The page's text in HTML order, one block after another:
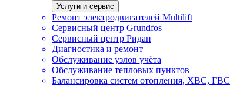
Услуги и сервис
Ремонт электродвигателей Multilift
Сервисный центр Grundfos
Сервисный центр Ридан
Диагностика и ремонт
Обслуживание узлов учёта
Обслуживание тепловых пунктов
Балансировка систем отопления, ХВС, ГВС